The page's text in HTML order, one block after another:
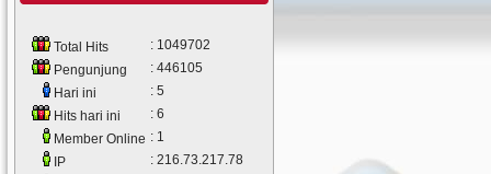
Total Hits
: 1049702
Pengunjung
: 446105
Hari ini
: 5
Hits hari ini
: 6
Member Online : 1
IP
: 216.73.217.78